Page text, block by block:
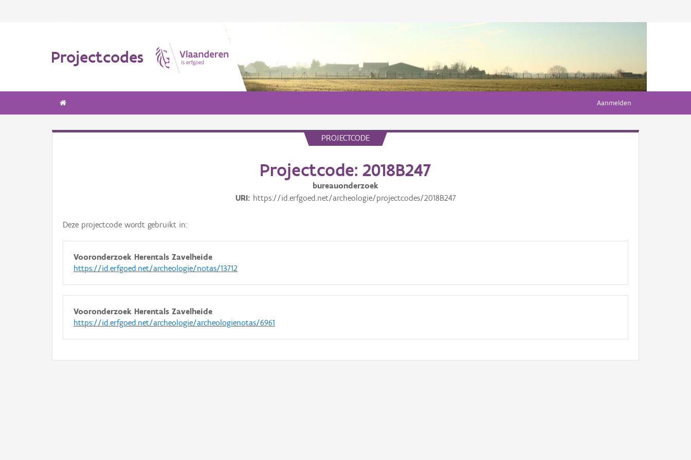
Projectcodes
Aanmelden
PROJECTCODE
Projectcode: 2018B247
bureauonderzoek
URI
https://id.erfgoed.net/archeologie/projectcodes/2018B247
Deze projectcode wordt gebruikt in:
Vooronderzoek Herentals Zavelheide
https://id.erfgoed.net/archeologie/notas/13712
Vooronderzoek Herentals Zavelheide
https://id.erfgoed.net/archeologie/archeologienotas/6961